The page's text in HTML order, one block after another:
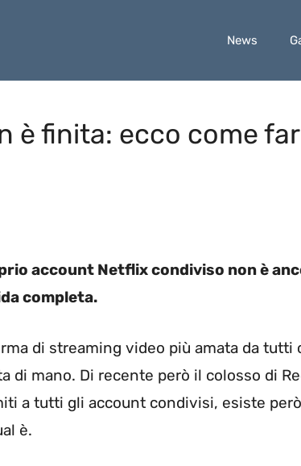
News
è finita: ecco come
account Netflix condiviso non è
completa.
di streaming video più amata da tutti
di mano. Di recente però il colosso di
a tutti gli account condivisi, esiste
è.